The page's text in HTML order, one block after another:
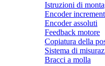
Istruzioni di
Encoder
Encoder assoluti
Feedback motore
Copiatura della
Sistema di
Bracci a molla